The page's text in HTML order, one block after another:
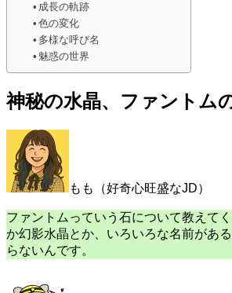
成長の軌跡
色の変化
多様な呼び名
魅惑の世界
神秘の水晶、ファントム
もも（好奇心旺盛なJD）
ファントムっていう石について教えて
か幻影水晶とか、いろいろな名前があ
らないんです。